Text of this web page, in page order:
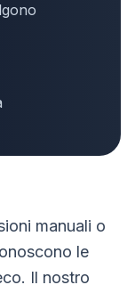
manuali o
le
. Il nostro